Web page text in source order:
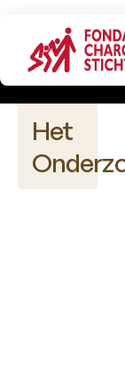
Doe een gift
Het